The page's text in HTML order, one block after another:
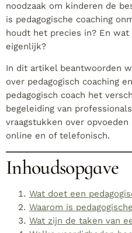
noodzaak om kinderen de
is pedagogische coaching
houdt het precies in? En wat
eigenlijk?
In dit artikel beantwoorden
over pedagogisch coaching
pedagogisch coach het
begeleiding van
vraagstukken over
online en of telefonisch.
Inhoudsopgave
Wat doet een
Waarom is
Wat zijn de taken van